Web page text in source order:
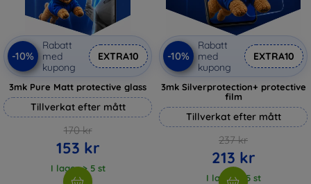
-10%
Rabatt
med
kupong
EXTRA10
3mk Pure Matt protective glass
Tillverkat efter mått
170 kr
153 kr
I lager > 5 st
-10%
Rabatt
med
kupong
EXTRA10
3mk Silverprotection+ protective
film
Tillverkat efter mått
237 kr
213 kr
I lager > 5 st